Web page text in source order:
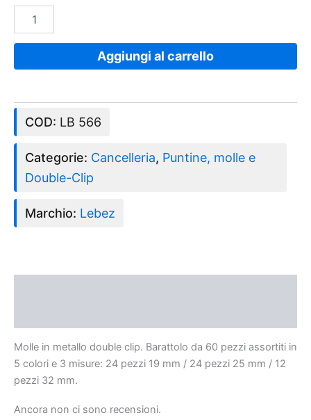
Aggiungi al carrello
COD: LB 566
Categorie: Cancelleria, Puntine, molle e
Double-Clip
Marchio: Lebez
Molle in metallo double clip. Barattolo da 60 pezzi assortiti in
5 colori e 3 misure: 24 pezzi 19 mm / 24 pezzi 25 mm / 12
pezzi 32 mm.
Ancora non ci sono recensioni.